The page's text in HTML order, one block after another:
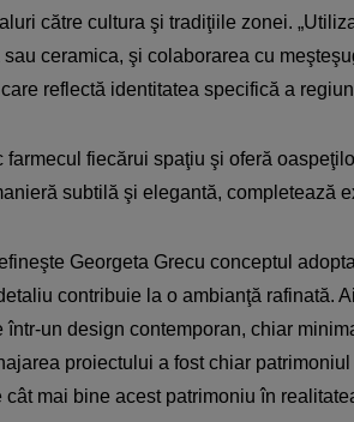
către cultura şi tradiţiile zonei.
ceramica, şi colaborarea cu
reflectă identitatea specifică a
farmecul fiecărui spaţiu şi oferă
subtilă şi elegantă, completează
Georgeta Grecu conceptul
contribuie la o ambianţă rafinată.
într-un design contemporan, chiar
proiectului a fost chiar
cât mai bine acest patrimoniu în